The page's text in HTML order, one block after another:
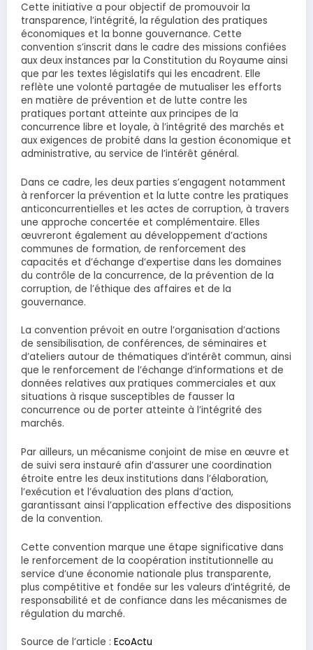
Cette initiative a pour objectif de promouvoir la
transparence, l’intégrité, la régulation des pratiques
économiques et la bonne gouvernance. Cette
convention s’inscrit dans le cadre des missions confiées
aux deux instances par la Constitution du Royaume ainsi
que par les textes législatifs qui les encadrent. Elle
reflète une volonté partagée de mutualiser les efforts
en matière de prévention et de lutte contre les
pratiques portant atteinte aux principes de la
concurrence libre et loyale, à l’intégrité des marchés et
aux exigences de probité dans la gestion économique et
administrative, au service de l’intérêt général.
Dans ce cadre, les deux parties s’engagent notamment
à renforcer la prévention et la lutte contre les pratiques
anticoncurrentielles et les actes de corruption, à travers
une approche concertée et complémentaire. Elles
œuvreront également au développement d’actions
communes de formation, de renforcement des
capacités et d’échange d’expertise dans les domaines
du contrôle de la concurrence, de la prévention de la
corruption, de l’éthique des affaires et de la
gouvernance.
La convention prévoit en outre l’organisation d’actions
de sensibilisation, de conférences, de séminaires et
d’ateliers autour de thématiques d’intérêt commun, ainsi
que le renforcement de l’échange d’informations et de
données relatives aux pratiques commerciales et aux
situations à risque susceptibles de fausser la
concurrence ou de porter atteinte à l’intégrité des
marchés.
Par ailleurs, un mécanisme conjoint de mise en œuvre et
de suivi sera instauré afin d’assurer une coordination
étroite entre les deux institutions dans l’élaboration,
l’exécution et l’évaluation des plans d’action,
garantissant ainsi l’application effective des dispositions
de la convention.
Cette convention marque une étape significative dans
le renforcement de la coopération institutionnelle au
service d’une économie nationale plus transparente,
plus compétitive et fondée sur les valeurs d’intégrité, de
responsabilité et de confiance dans les mécanismes de
régulation du marché.
Source de l’article : EcoActu